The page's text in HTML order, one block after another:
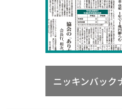
ニッキンバック